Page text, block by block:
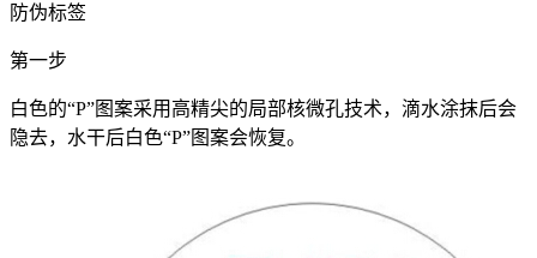
防伪标签
第一步
白色的“P”图案采用高精尖的局部核微孔技术，滴水涂抹后会
隐去，水干后白色“P”图案会恢复。